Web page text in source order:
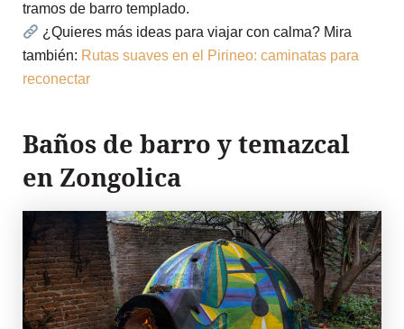
tramos de barro templado.
¿Quieres más ideas para viajar con calma? Mira
también: Rutas suaves en el Pirineo: caminatas para
reconectar
Baños de barro y temazcal
en Zongolica